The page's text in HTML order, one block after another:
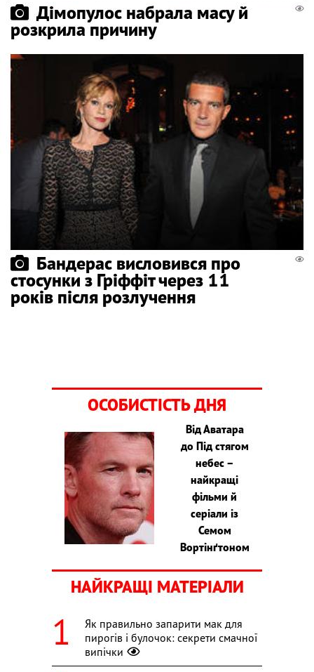
Дімопулос набрала масу й
розкрила причину
Бандерас висловився про
стосунки з Гріффіт через 11
років після розлучення
ОСОБИСТІСТЬ ДНЯ
Від Аватара
до Під стягом
небес –
найкращі
фільми й
серіали із
Семом
Вортінґтоном
НАЙКРАЩІ МАТЕРІАЛИ
Як правильно запарити мак для
пирогів і булочок: секрети смачної
випічки